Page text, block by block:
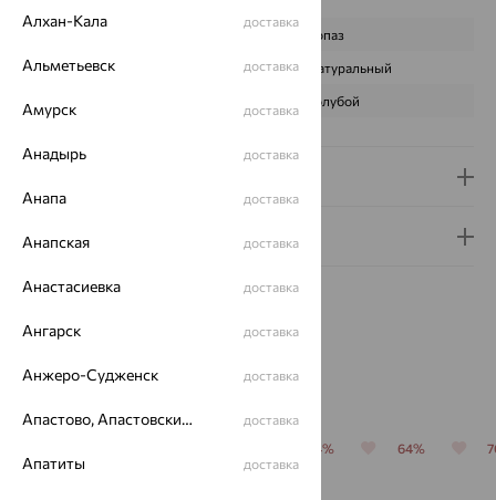
Топаз
ПРОИСХОЖДЕНИЕ Натуральный
Голубой
Гарантия и возврат
Похожие изделия
64% 64%
Алхан-Кала доставка
Альметьевск доставка
Амурск доставка
Анадырь доставка
Анапа доставка
Анапская доставка
Анастасиевка доставка
Ангарск доставка
Анжеро-Судженск доставка
Апастово, Апастовский район доставка
Апатиты доставка